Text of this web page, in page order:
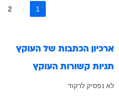
1
2
ארכיון הכתבות של העוקץ
תגיות קשורות העוקץ
לא נפסיק לרקוד